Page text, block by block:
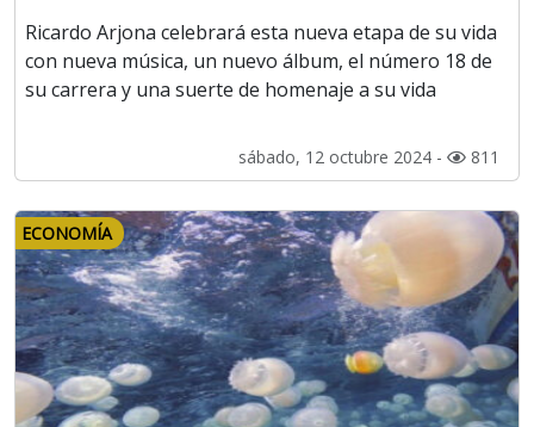
Ricardo Arjona celebrará esta nueva etapa de su vida
con nueva música, un nuevo álbum, el número 18 de
su carrera y una suerte de homenaje a su vida
sábado, 12 octubre 2024 - 811
ECONOMÍA